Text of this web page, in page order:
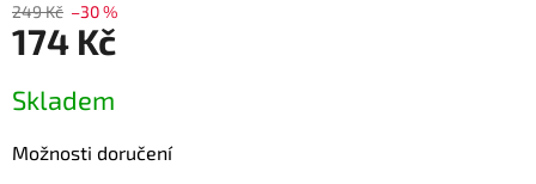
249 Kč –30 %
174 Kč
cena:
Skladem
Možnosti doručení